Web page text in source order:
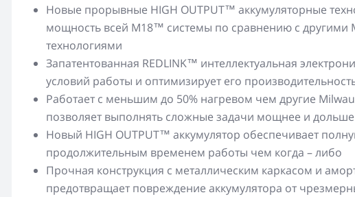
Новые прорывные HIGH OUTPUT™ аккумуляторные
мощность всей M18™ системы по сравнению с другими
технологиями
Запатентованная REDLINK™ интеллектуальная
условий работы и оптимизирует его
Работает с меньшим до 50% нагревом чем другие
позволяет выполнять сложные задачи мощнее и
Новый HIGH OUTPUT™ аккумулятор обеспечивает
продолжительным временем работы чем когда – либо
Прочная конструкция с металлическим каркасом и
предотвращает повреждение аккумулятора от